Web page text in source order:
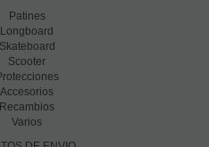
Patines
Longboard
Skateboard
Scooter
Accesorios
Recambios
Varios